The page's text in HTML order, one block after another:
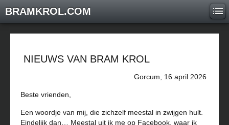
BRAMKROL.COM
NIEUWS VAN BRAM KROL
Gorcum, 16 april 2026
Beste vrienden,
Een woordje van mij, die zichzelf meestal in zwijgen hult.
Eindelijk dan… Meestal uit ik me op Facebook, waar ik